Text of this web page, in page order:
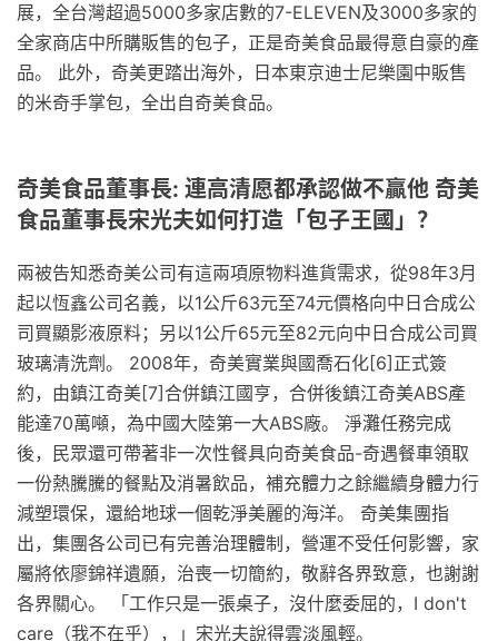
展，全台灣超過5000多家店數的7-ELEVEN及3000多家的
全家商店中所購販售的包子，正是奇美食品最得意自豪的產
品。 此外，奇美更踏出海外，日本東京迪士尼樂園中販售
的米奇手掌包，全出自奇美食品。
奇美食品董事長: 連高清愿都承認做不贏他 奇美
食品董事長宋光夫如何打造「包子王國」？
兩被告知悉奇美公司有這兩項原物料進貨需求，從98年3月
起以恆鑫公司名義，以1公斤63元至74元價格向中日合成公
司買顯影液原料；另以1公斤65元至82元向中日合成公司買
玻璃清洗劑。 2008年，奇美實業與國喬石化[6]正式簽
約，由鎮江奇美[7]合併鎮江國亨，合併後鎮江奇美ABS產
能達70萬噸，為中國大陸第一大ABS廠。 淨灘任務完成
後，民眾還可帶著非一次性餐具向奇美食品-奇遇餐車領取
一份熱騰騰的餐點及消暑飲品，補充體力之餘繼續身體力行
減塑環保，還給地球一個乾淨美麗的海洋。 奇美集團指
出，集團各公司已有完善治理體制，營運不受任何影響，家
屬將依廖錦祥遺願，治喪一切簡約，敬辭各界致意，也謝謝
各界關心。 「工作只是一張桌子，沒什麼委屈的，I don't
care（我不在乎），」宋光夫說得雲淡風輕。